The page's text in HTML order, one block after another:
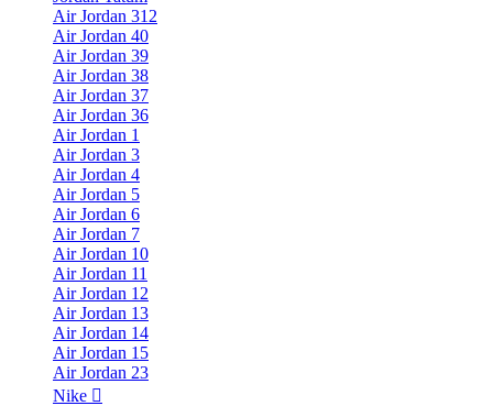
Air Jordan 312
Air Jordan 40
Air Jordan 39
Air Jordan 38
Air Jordan 37
Air Jordan 36
Air Jordan 1
Air Jordan 3
Air Jordan 4
Air Jordan 5
Air Jordan 6
Air Jordan 7
Air Jordan 10
Air Jordan 11
Air Jordan 12
Air Jordan 13
Air Jordan 14
Air Jordan 15
Air Jordan 23
Nike